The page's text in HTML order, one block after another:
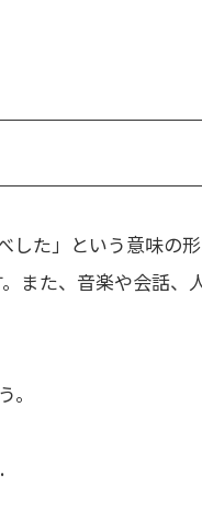
した」という意味の
また、音楽や会話、